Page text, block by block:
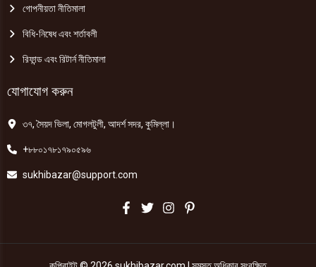
গোপনীয়তা নীতিমালা
বিধি-নিষেধ এবং শর্তাবলী
রিফান্ড এবং রিটার্ন নীতিমালা
যোগাযোগ করুন
৩৭, সৈয়দ ভিলা, মোগলটুলী, আদর্শ সদর, কুমিল্লা।
+৮৮০১৭৮১৭৯০৫৯৬
sukhibazar@support.com